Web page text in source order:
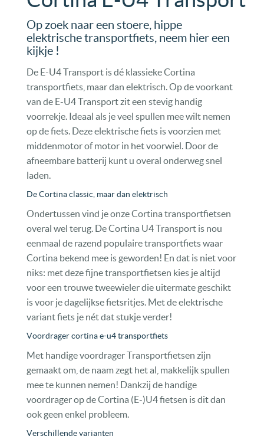
Op zoek naar een stoere, hippe
elektrische transportfiets, neem hier een
kijkje !
De E-U4 Transport is dé klassieke Cortina
transportfiets, maar dan elektrisch. Op de voorkant
van de E-U4 Transport zit een stevig handig
voorrekje. Ideaal als je veel spullen mee wilt nemen
op de fiets. Deze elektrische fiets is voorzien met
middenmotor of motor in het voorwiel. Door de
afneembare batterij kunt u overal onderweg snel
laden.
De Cortina classic, maar dan elektrisch
Ondertussen vind je onze Cortina transportfietsen
overal wel terug. De Cortina U4 Transport is nou
eenmaal de razend populaire transportfiets waar
Cortina bekend mee is geworden! En dat is niet voor
niks: met deze fijne transportfietsen kies je altijd
voor een trouwe tweewieler die uitermate geschikt
is voor je dagelijkse fietsritjes. Met de elektrische
variant fiets je nét dat stukje verder!
Voordrager cortina e-u4 transportfiets
Met handige voordrager Transportfietsen zijn
gemaakt om, de naam zegt het al, makkelijk spullen
mee te kunnen nemen! Dankzij de handige
voordrager op de Cortina (E-)U4 fietsen is dit dan
ook geen enkel probleem.
Verschillende varianten